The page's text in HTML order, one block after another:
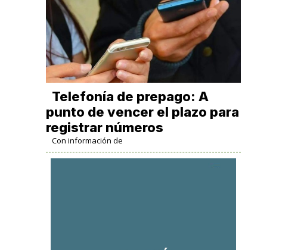
Telefonía de prepago: A
punto de vencer el plazo para
registrar números
Con información de